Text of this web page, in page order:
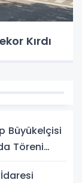
Kırdı
Büyükelçisi
Töreni